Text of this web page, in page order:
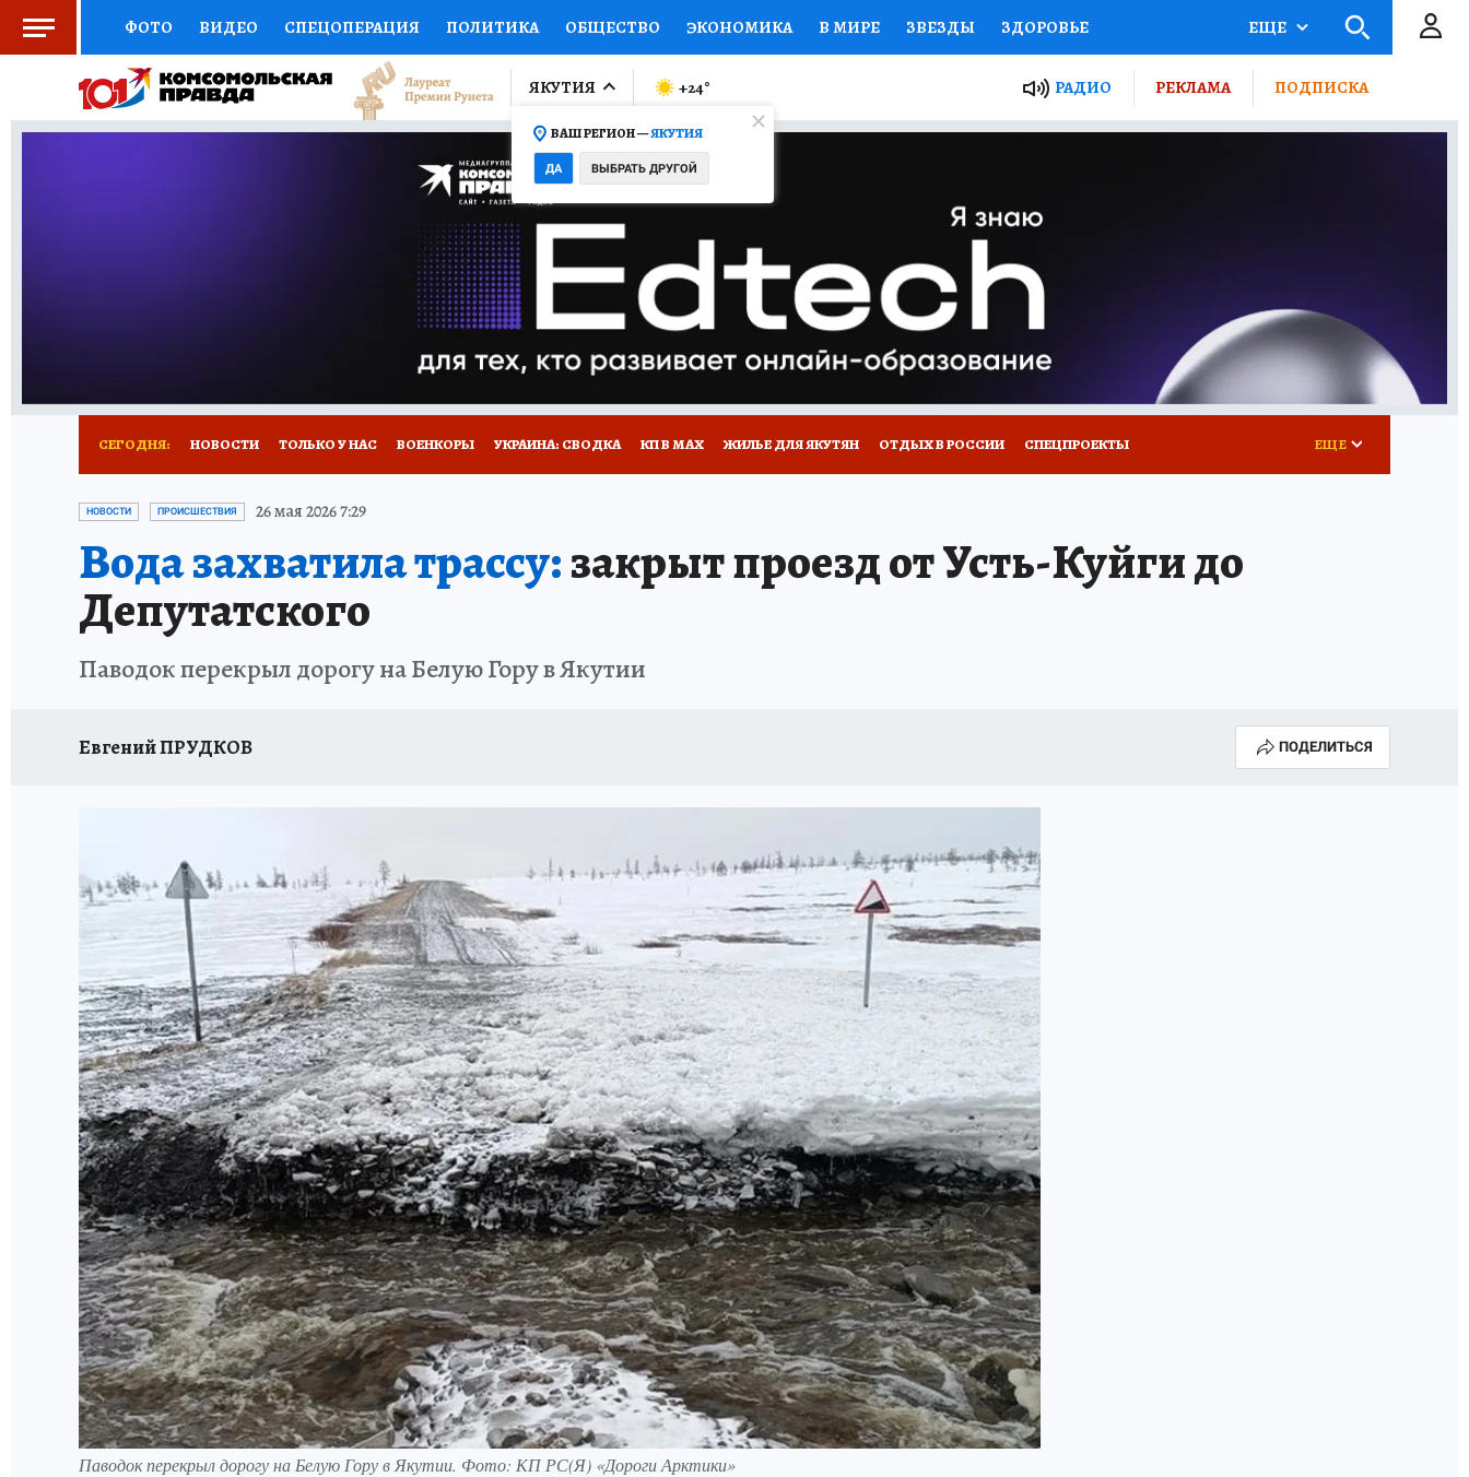
ФОТО ВИДЕО СПЕЦОПЕРАЦИЯ ПОЛИТИКА ОБЩЕСТВО ЭКОНОМИКА В МИРЕ ЗВЕЗДЫ ЗДОРОВЬЕ
СОЦПОДДЕРЖКА НАУКА СПОРТ КОЛУМНИСТЫ ПРОИСШЕСТВИЯ НАЦИОНАЛЬНЫЕ ПРОЕКТЫ РОССИИ
ВЫБОР ЭКСПЕРТОВ ДОКТОР ФИНАНСЫ ОТКРЫВАЕМ МИР Я ЗНАЮ СЕМЬЯ ЖЕНСКИЕ СЕКРЕТЫ ПУТЕВОДИТЕЛЬ
ПРОГНОЗЫ НА СПОРТ ПРОМОКОДЫ СЕРИАЛЫ
ТЕЛЕВИЗОР КОЛЛЕКЦИИ КОНКУРСЫ ГИД ПОТРЕБИТЕЛЯ
НОВОЕ НА САЙТЕ
ЕЩЕ
ЯКУТИЯ
ВАШ РЕГИОН —ЯКУТИЯ
ДА ВЫБРАТЬ ДРУГОЙ
+24° РАДИО РЕКЛАМА ПОДПИСКА
СЕГОДНЯ: НОВОСТИ ТОЛЬКО У НАС ВОЕНКОРЫ УКРАИНА: СВОДКА КП В МАХ ЖИЛЬЕ ДЛЯ ЯКУТЯН ОТДЫХ В РОССИИ СПЕЦПРОЕКТЫ
ЗАПОВЕДНАЯ РОССИЯ ЛЕЧЕНИЕ НОВОСИБИРСК
ЕЩЕ
НОВОСТИ ПРОИСШЕСТВИЯ 26 мая 2026 7:29
Вода захватила трассу:закрыт проезд от Усть-Куйги до
Депутатского
Паводок перекрыл дорогу на Белую Гору в Якутии
Евгений ПРУДКОВ ПОДЕЛИТЬСЯ
Паводок перекрыл дорогу на Белую Гору в Якутии. Фото: КП РС(Я) «Дороги Арктики»